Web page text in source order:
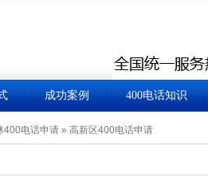
成功案例 400电话知识
400电话申请 » 高新区400电话申请